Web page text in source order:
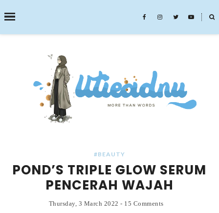
˟
SEARCH THIS BLOG
#BEAUTY
POND’S TRIPLE GLOW SERUM
PENCERAH WAJAH
Thursday, 3 March 2022- 15 Comments